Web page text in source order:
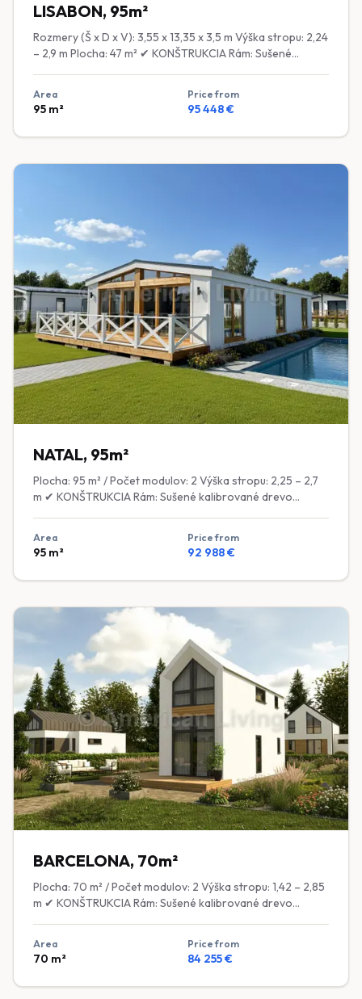
LISABON, 95m²
Rozmery (Š x D x V): 3,55 x 13,35 x 3,5 m Výška stropu: 2,24
– 2,9 m Plocha: 47 m² ✔ KONŠTRUKCIA Rám: Sušené
(stlačená na 150 mm) Steny: 150 mm čadičová vlna ✔
OKNÁ A DVERE Okná: Dvojkomorové plastové okná,
laminované, energeticky úsporné Vstupné dvere: Plastové
Fasáda: Kombinácia škandinávskeho smreku a
VYBAVENIE V CENE Kúpeľňa: Umývadlo, Geberit WC
(sprcha voliteľná) Kuchyňa: Kuchynská zástena,
kuchynský nábytok ✔ TECHNICKÉ INŠTALÁCIE
Elektroinštalácia: Medené rozvody, zásuvky, LED
osvetlenie, vypínače, rozvodná skriňa s poistkami Voda a
odpady: Rozvody v stenách, príprava pre práčku,
umývadlo, drez a WC Vykurovanie: Elektrické (zásuvky
pod oknami pripravené pre elektrické konvektory)
Klimatizácia: Zásuvka a výstuž v stene pre montáž
(jednotka voliteľná)
Area
95 m²
Price from
95 448€
NATAL, 95m²
Plocha: 95 m² / Počet modulov: 2 Výška stropu: 2,25 – 2,7
m ✔ KONŠTRUKCIA Rám: Sušené kalibrované drevo
Steny: 150 mm čadičová vlna ✔ OKNÁ A DVERE Okná:
Dvojkomorové plastové okná, laminované, energeticky
úsporné Vstupné dvere: Plastové bezpečnostné
smrek Strecha: Plechová krytina ✔ INTERIÉR Obklad stien:
Prírodný drevený obklad ✔ VYBAVENIE V CENE Kúpeľňa:
Umývadlo, Geberit WC, sprcha Grohe Kuchyňa:
Kuchynská zástena, kuchynský nábytok Vykurovanie:
Podlahové kúrenie (izby + kúpeľňa) Extra: Terasa 25,4 m²
v cene ✔ TECHNICKÉ INŠTALÁCIE Elektroinštalácia:
Medené rozvody, zásuvky, LED osvetlenie, vypínače,
rozvodná skriňa s poistkami Voda a odpady: Rozvody v
stenách, príprava pre práčku, umývadlo, drez a WC
Vykurovanie: Elektrické (zásuvky pod oknami pripravené
pre elektrické konvektory) Klimatizácia: Zásuvka a výstuž
v stene pre montáž (jednotka voliteľná)
Area
95 m²
Price from
92 988€
BARCELONA, 70m²
Plocha: 70 m² / Počet modulov: 2 Výška stropu: 1,42 – 2,85
m ✔ KONŠTRUKCIA Rám: Sušené kalibrované drevo
Steny: 150 mm čadičová vlna ✔ OKNÁ A DVERE Okná:
Dvojkomorové plastové okná, laminované, energeticky
úsporné Vstupné dvere: Plastové bezpečnostné
Area
70 m²
Price from
84 255€